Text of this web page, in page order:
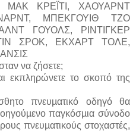
ΚΡΕΪΤΙ, ΧΑΟΥΑΡΝΤ
ΜΠΕΚΓΟΥΙΘ ΤΖΟ
ΓΟΥΟΛΣ, ΡΙΝΤΙΓΚΕΡ
ΣΡΟΚ, ΕΚΧΑΡΤ ΤΟΛΕ,
να ζήσετε;
εκπληρώνετε το σκοπό της
πνευµατικό οδηγό θα
παγκόσµια σύνοδο
πνευµατικούς στοχαστές,